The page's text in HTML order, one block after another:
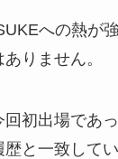
への熱が
りません。
回初出場であ
と一致してい